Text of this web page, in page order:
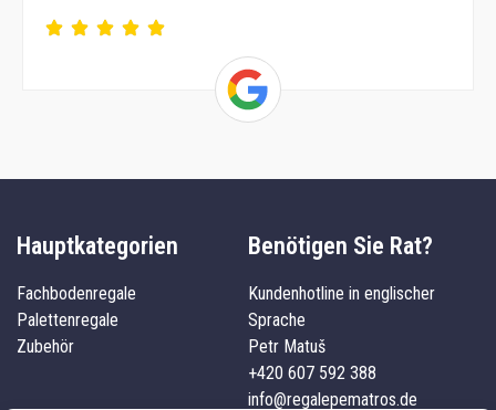
Hauptkategorien
Fachbodenregale
Palettenregale
Zubehör
Benötigen Sie Rat?
Kundenhotline in englischer
Sprache
Petr Matuš
+420 607 592 388
info@regalepematros.de